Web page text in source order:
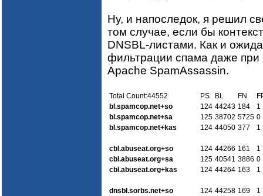
Ну, и напоследок, я решил
том случае, если бы
DNSBL-листами. Как и
фильтрации спама даже при
Apache SpamAssassin.
Total Count:44552 PS BL FN
bl.spamcop.net+so
124 44243 184
1
bl.spamcop.net+sa
125 38702 5725 0
bl.spamcop.net+kas
124 44050 377 1
cbl.abuseat.org+so 124 44266 161
1
cbl.abuseat.org+sa
125 40541 3886 0
cbl.abuseat.org+kas
124 44264 163 1
dnsbl.sorbs.net+so 124 44258 169
1